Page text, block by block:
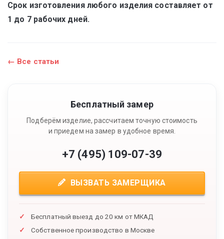
Срок изготовления любого изделия составляет от
1 до 7 рабочих дней.
← Все статьи
Бесплатный замер
Подберём изделие, рассчитаем точную стоимость
и приедем на замер в удобное время.
+7 (495) 109-07-39
ВЫЗВАТЬ ЗАМЕРЩИКА
Бесплатный выезд до 20 км от МКАД
Собственное производство в Москве